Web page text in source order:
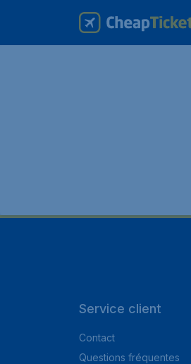
Service client
Contact
Questions fréquentes